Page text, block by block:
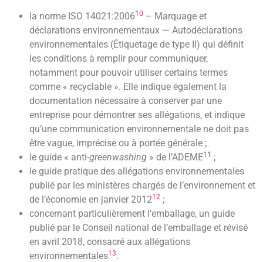
la norme ISO 14021:200610 – Marquage et
déclarations environnementaux — Autodéclarations
environnementales (Étiquetage de type II) qui définit
les conditions à remplir pour communiquer,
notamment pour pouvoir utiliser certains termes
comme « recyclable ». Elle indique également la
documentation nécessaire à conserver par une
entreprise pour démontrer ses allégations, et indique
qu’une communication environnementale ne doit pas
être vague, imprécise ou à portée générale ;
le guide « anti-greenwashing » de l’ADEME11 ;
le guide pratique des allégations environnementales
publié par les ministères chargés de l’environnement et
de l’économie en janvier 201212 ;
concernant particulièrement l’emballage, un guide
publié par le Conseil national de l’emballage et révisé
en avril 2018, consacré aux allégations
environnementales13.